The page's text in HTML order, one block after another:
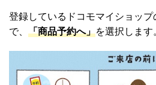
登録しているドコモマイショッ
で、 「商品予約へ」を選択します。